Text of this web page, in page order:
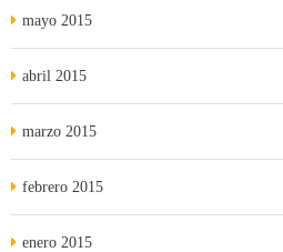
mayo 2015
abril 2015
marzo 2015
febrero 2015
enero 2015